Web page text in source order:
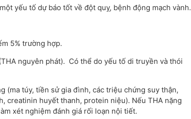
yếu tố dự báo tốt về đột quỵ, bệnh động mạch vành.
5% trường hợp.
nguyên phát). Có thể do yếu tố di truyền và thói
(ma túy, tiền sử gia đình, các triệu chứng suy thận,
creatinin huyết thanh, protein niệu). Nếu THA nặng
xét nghiệm đánh giá rối loạn nội tiết.